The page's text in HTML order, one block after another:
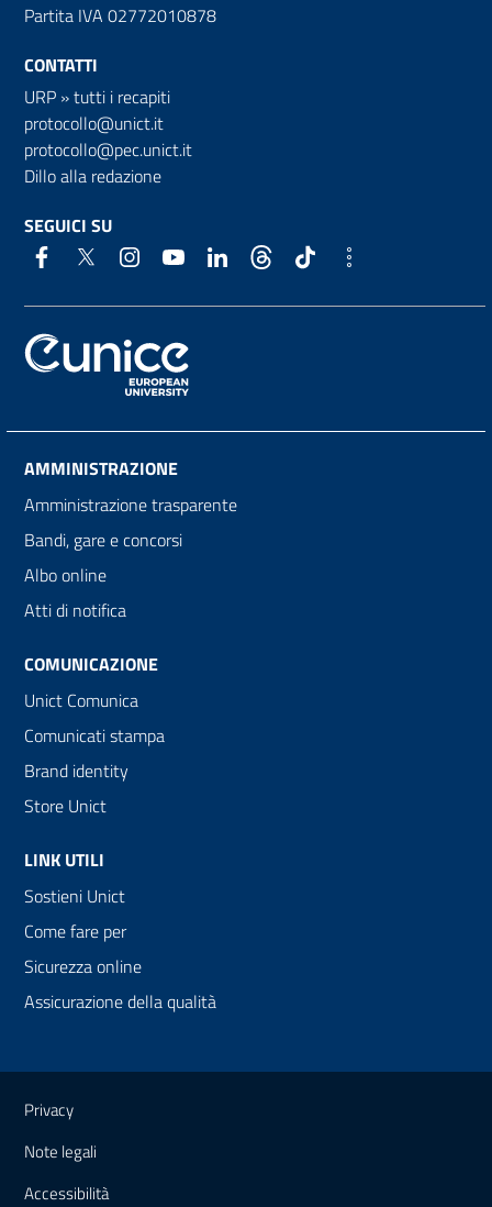
Partita IVA 02772010878
CONTATTI
URP »tutti i recapiti
protocollo@unict.it
protocollo@pec.unict.it
Dillo alla redazione
SEGUICI SU
AMMINISTRAZIONE
Amministrazione trasparente
Bandi, gare e concorsi
Albo online
Atti di notifica
COMUNICAZIONE
Unict Comunica
Comunicati stampa
Brand identity
Store Unict
LINK UTILI
Sostieni Unict
Come fare per
Sicurezza online
Assicurazione della qualità
Link e informazioni utili
Privacy
Note legali
Accessibilità